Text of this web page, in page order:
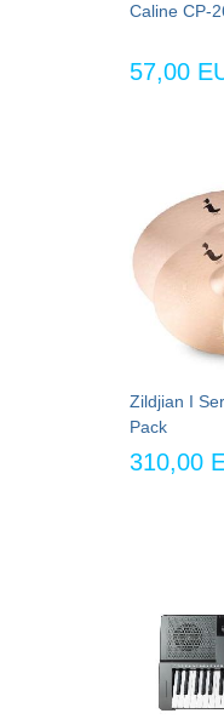
Caline CP-
57,00
Zildjian I
Pack
310,00